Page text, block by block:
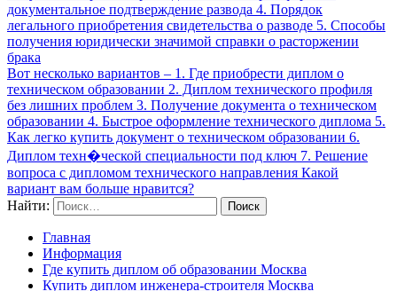
документальное подтверждение развода 4. Порядок
легального приобретения свидетельства о разводе 5. Способы
получения юридически значимой справки о расторжении
брака
Вот несколько вариантов – 1. Где приобрести диплом о
техническом образовании 2. Диплом технического профиля
без лишних проблем 3. Получение документа о техническом
образовании 4. Быстрое оформление технического диплома 5.
Как легко купить документ о техническом образовании 6.
Диплом техн�ческой специальности под ключ 7. Решение
вопроса с дипломом технического направления Какой
вариант вам больше нравится?
Найти:
Главная
Информация
Где купить диплом об образовании Москва
Купить диплом инженера-строителя Москва